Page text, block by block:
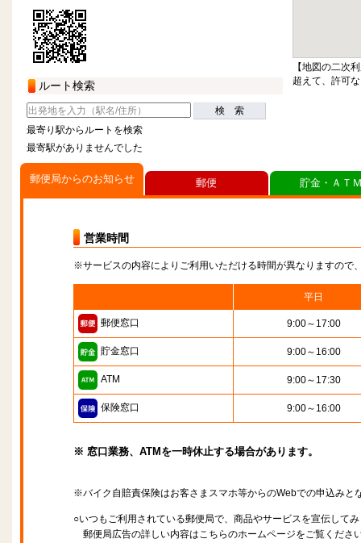
ルート検索
検 索
最寄り駅からルートを検索
最寄駅がありませんでした
【地図の二次
超えて、許可
郵便局からのお知らせ
営業時間
※サービスの内容によりご利用いただける時間が異なりますので
平日
郵便窓口 9:00～17:00
貯金窓口 9:00～16:00
ATM 9:00～17:30
保険窓口 9:00～16:00
※ 窓口業務、ATMを一時休止する場合があります。
※バイク自賠責保険はお客さまスマホ等からのWebでの申込みと
○いつもご利用されている郵便局で、商品やサービスを宣伝して
郵便局広告の詳しい内容はこちらのホームページをご覧くださ
郵便 貯金・ＡＴ